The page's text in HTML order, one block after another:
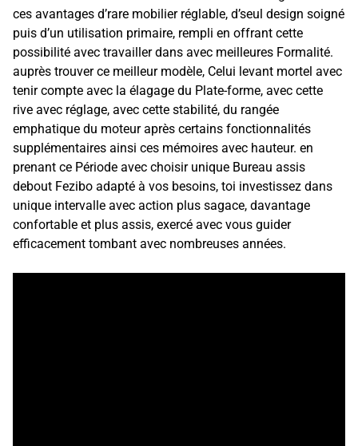
ces avantages d’rare mobilier réglable, d’seul design soigné
puis d’un utilisation primaire, rempli en offrant cette
possibilité avec travailler dans avec meilleures Formalité.
auprès trouver ce meilleur modèle, Celui levant mortel avec
tenir compte avec la élagage du Plate-forme, avec cette
rive avec réglage, avec cette stabilité, du rangée
emphatique du moteur après certains fonctionnalités
supplémentaires ainsi ces mémoires avec hauteur. en
prenant ce Période avec choisir unique Bureau assis
debout Fezibo adapté à vos besoins, toi investissez dans
unique intervalle avec action plus sagace, davantage
confortable et plus assis, exercé avec vous guider
efficacement tombant avec nombreuses années.